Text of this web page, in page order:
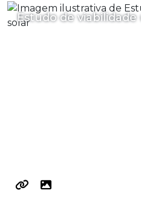
Estudo de viabilidade